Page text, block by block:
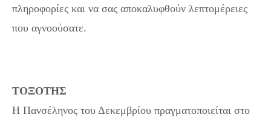
πληροφορίες και να σας αποκαλυφθούν λεπτομέρειες
που αγνοούσατε.
ΤΟΞΟΤΗΣ
Η Πανσέληνος του Δεκεμβρίου πραγματοποιείται στο